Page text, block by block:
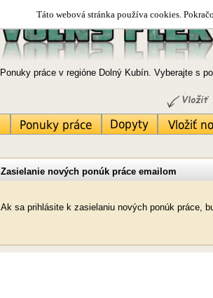
Táto webová stránka používa cookies.
Ponuky práce v regióne Dolný Kubín. Vyberajte s
Zasielanie nových ponúk práce emailom
Ak sa prihlásite k zasielaniu nových ponúk práce,